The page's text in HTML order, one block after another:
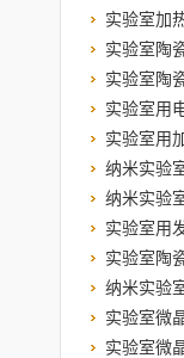
实验室加
实验室陶
实验室陶
实验室用
实验室用
纳米实验
纳米实验
实验室用
实验室陶
纳米实验
实验室微
实验室微